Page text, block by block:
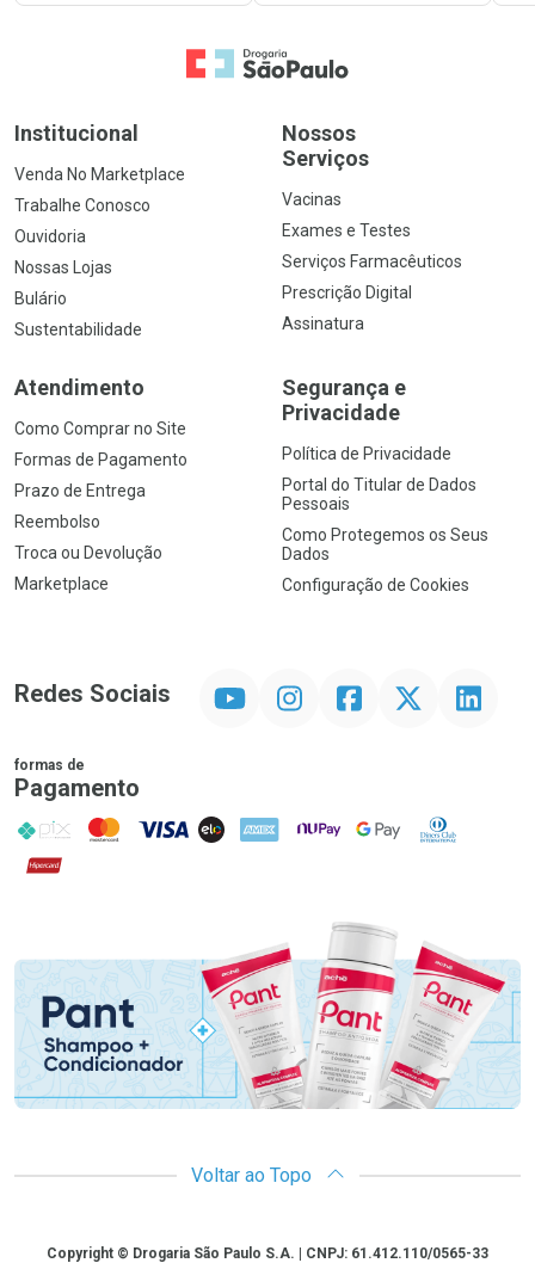
Ir para a Home
Institucional
Venda No Marketplace
Trabalhe Conosco
Ouvidoria
Nossas Lojas
Bulário
Sustentabilidade
Nossos
Serviços
Vacinas
Exames e Testes
Serviços Farmacêuticos
Prescrição Digital
Assinatura
Atendimento
Como Comprar no Site
Formas de Pagamento
Prazo de Entrega
Reembolso
Troca ou Devolução
Marketplace
Segurança e
Privacidade
Política de Privacidade
Portal do Titular de Dados
Pessoais
Como Protegemos os Seus
Dados
Configuração de Cookies
Redes Sociais InstagramFacebookTwitter Linkedin
formas de
Pagamento
PIX MasterCard
VISA ELO AMEX NuPay Google PayDiners Club
Hipercard
Promoção em Destaque
Voltar ao Topo
CopyrightCopyright © Drogaria São Paulo S.A. | CNPJ: 61.412.110/0565-33